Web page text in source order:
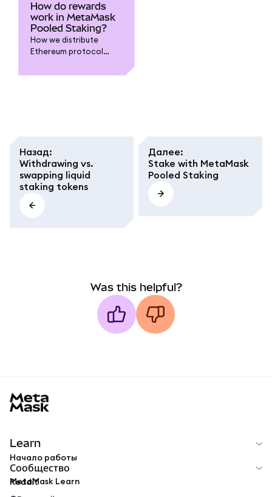
How do rewards
work in MetaMask
Pooled Staking?
How we distribute
Ethereum protocol
what different terms
Назад:
Withdrawing vs.
swapping liquid
staking tokens
Далее:
Stake with MetaMask
Pooled Staking
Was this helpful?
Learn
Начало работы
MetaMask Learn
Сообщество
Reddit